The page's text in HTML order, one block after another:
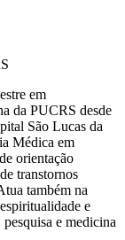
em
da PUCRS desde
São Lucas da
Médica em
orientação
transtornos
também na
e
e medicina